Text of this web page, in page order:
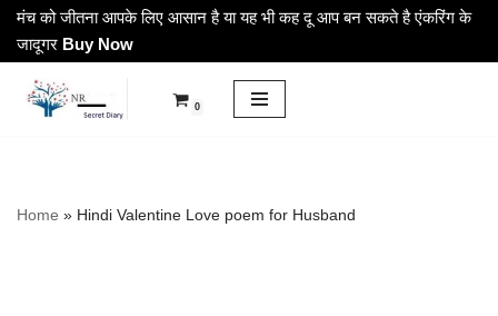
Skip
content
मंच को जीतना आपके लिए आसान है या यह भी कह दू आप बन सकते है एंकरिंग के
जादूगर Buy Now
0
Home » Hindi Valentine Love poem for Husband